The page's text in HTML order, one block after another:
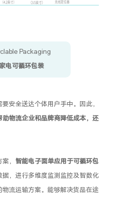
Packaging
电可循环包装
安全送达个体用户手中。因此，
物流企业和品牌商降低成本，还
， 智能电子面单应用于可循环包
，进行多维度监测监控及智数化
流运输方案。能够解决货品在途